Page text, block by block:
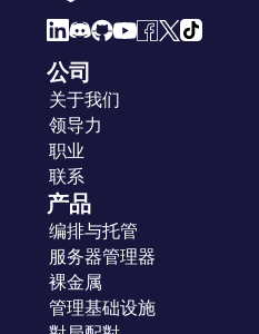
公司
关于我们
领导力
职业
联系
产品
编排与托管
服务器管理器
裸金属
管理基础设施